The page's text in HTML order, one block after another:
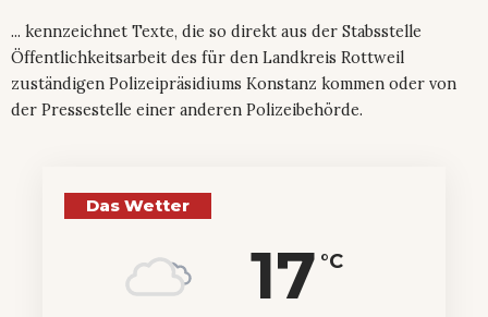
... kennzeichnet Texte, die so direkt aus der Stabsstelle
Öffentlichkeitsarbeit des für den Landkreis Rottweil
zuständigen Polizeipräsidiums Konstanz kommen oder von
der Pressestelle einer anderen Polizeibehörde.
Das Wetter
17 °C